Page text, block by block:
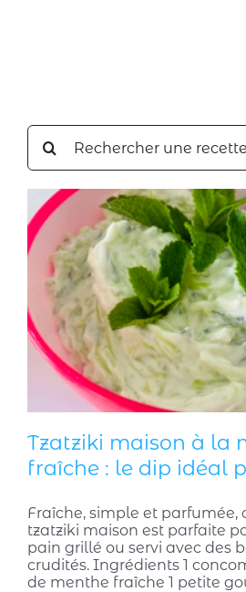
Rechercher:
Tzatziki maison à la
fraîche : le dip idéal
Fraîche, simple et parfumée,
tzatziki maison est parfaite
pain grillé ou servi avec des
crudités. Ingrédients 1
de menthe fraîche 1 petite